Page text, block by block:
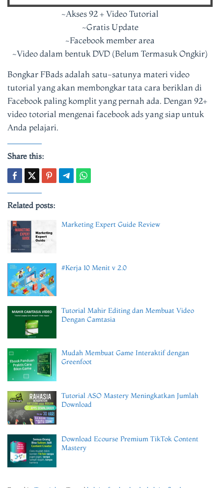
~Akses 92 + Video Tutorial
~Gratis Update
~Facebook member area
~Video dalam bentuk DVD (Belum Termasuk Ongkir)
Bongkar FBads adalah satu-satunya materi video
tutorial yang akan membongkar tata cara beriklan di
Facebook paling komplit yang pernah ada. Dengan 92+
video totorial mengenai facebook ads yang siap untuk
Anda pelajari.
Share this:
Related posts:
Marketing Expert Guide Review
#Kerja 10 Menit v 2.0
Tutorial Mahir Editing dan Membuat Video
Dengan Camtasia
Mudah Membuat Game Interaktif dengan
Greenfoot
Tutorial ASO Mastery Meningkatkan Jumlah
Download
Download Ecourse Premium TikTok Content
Mastery